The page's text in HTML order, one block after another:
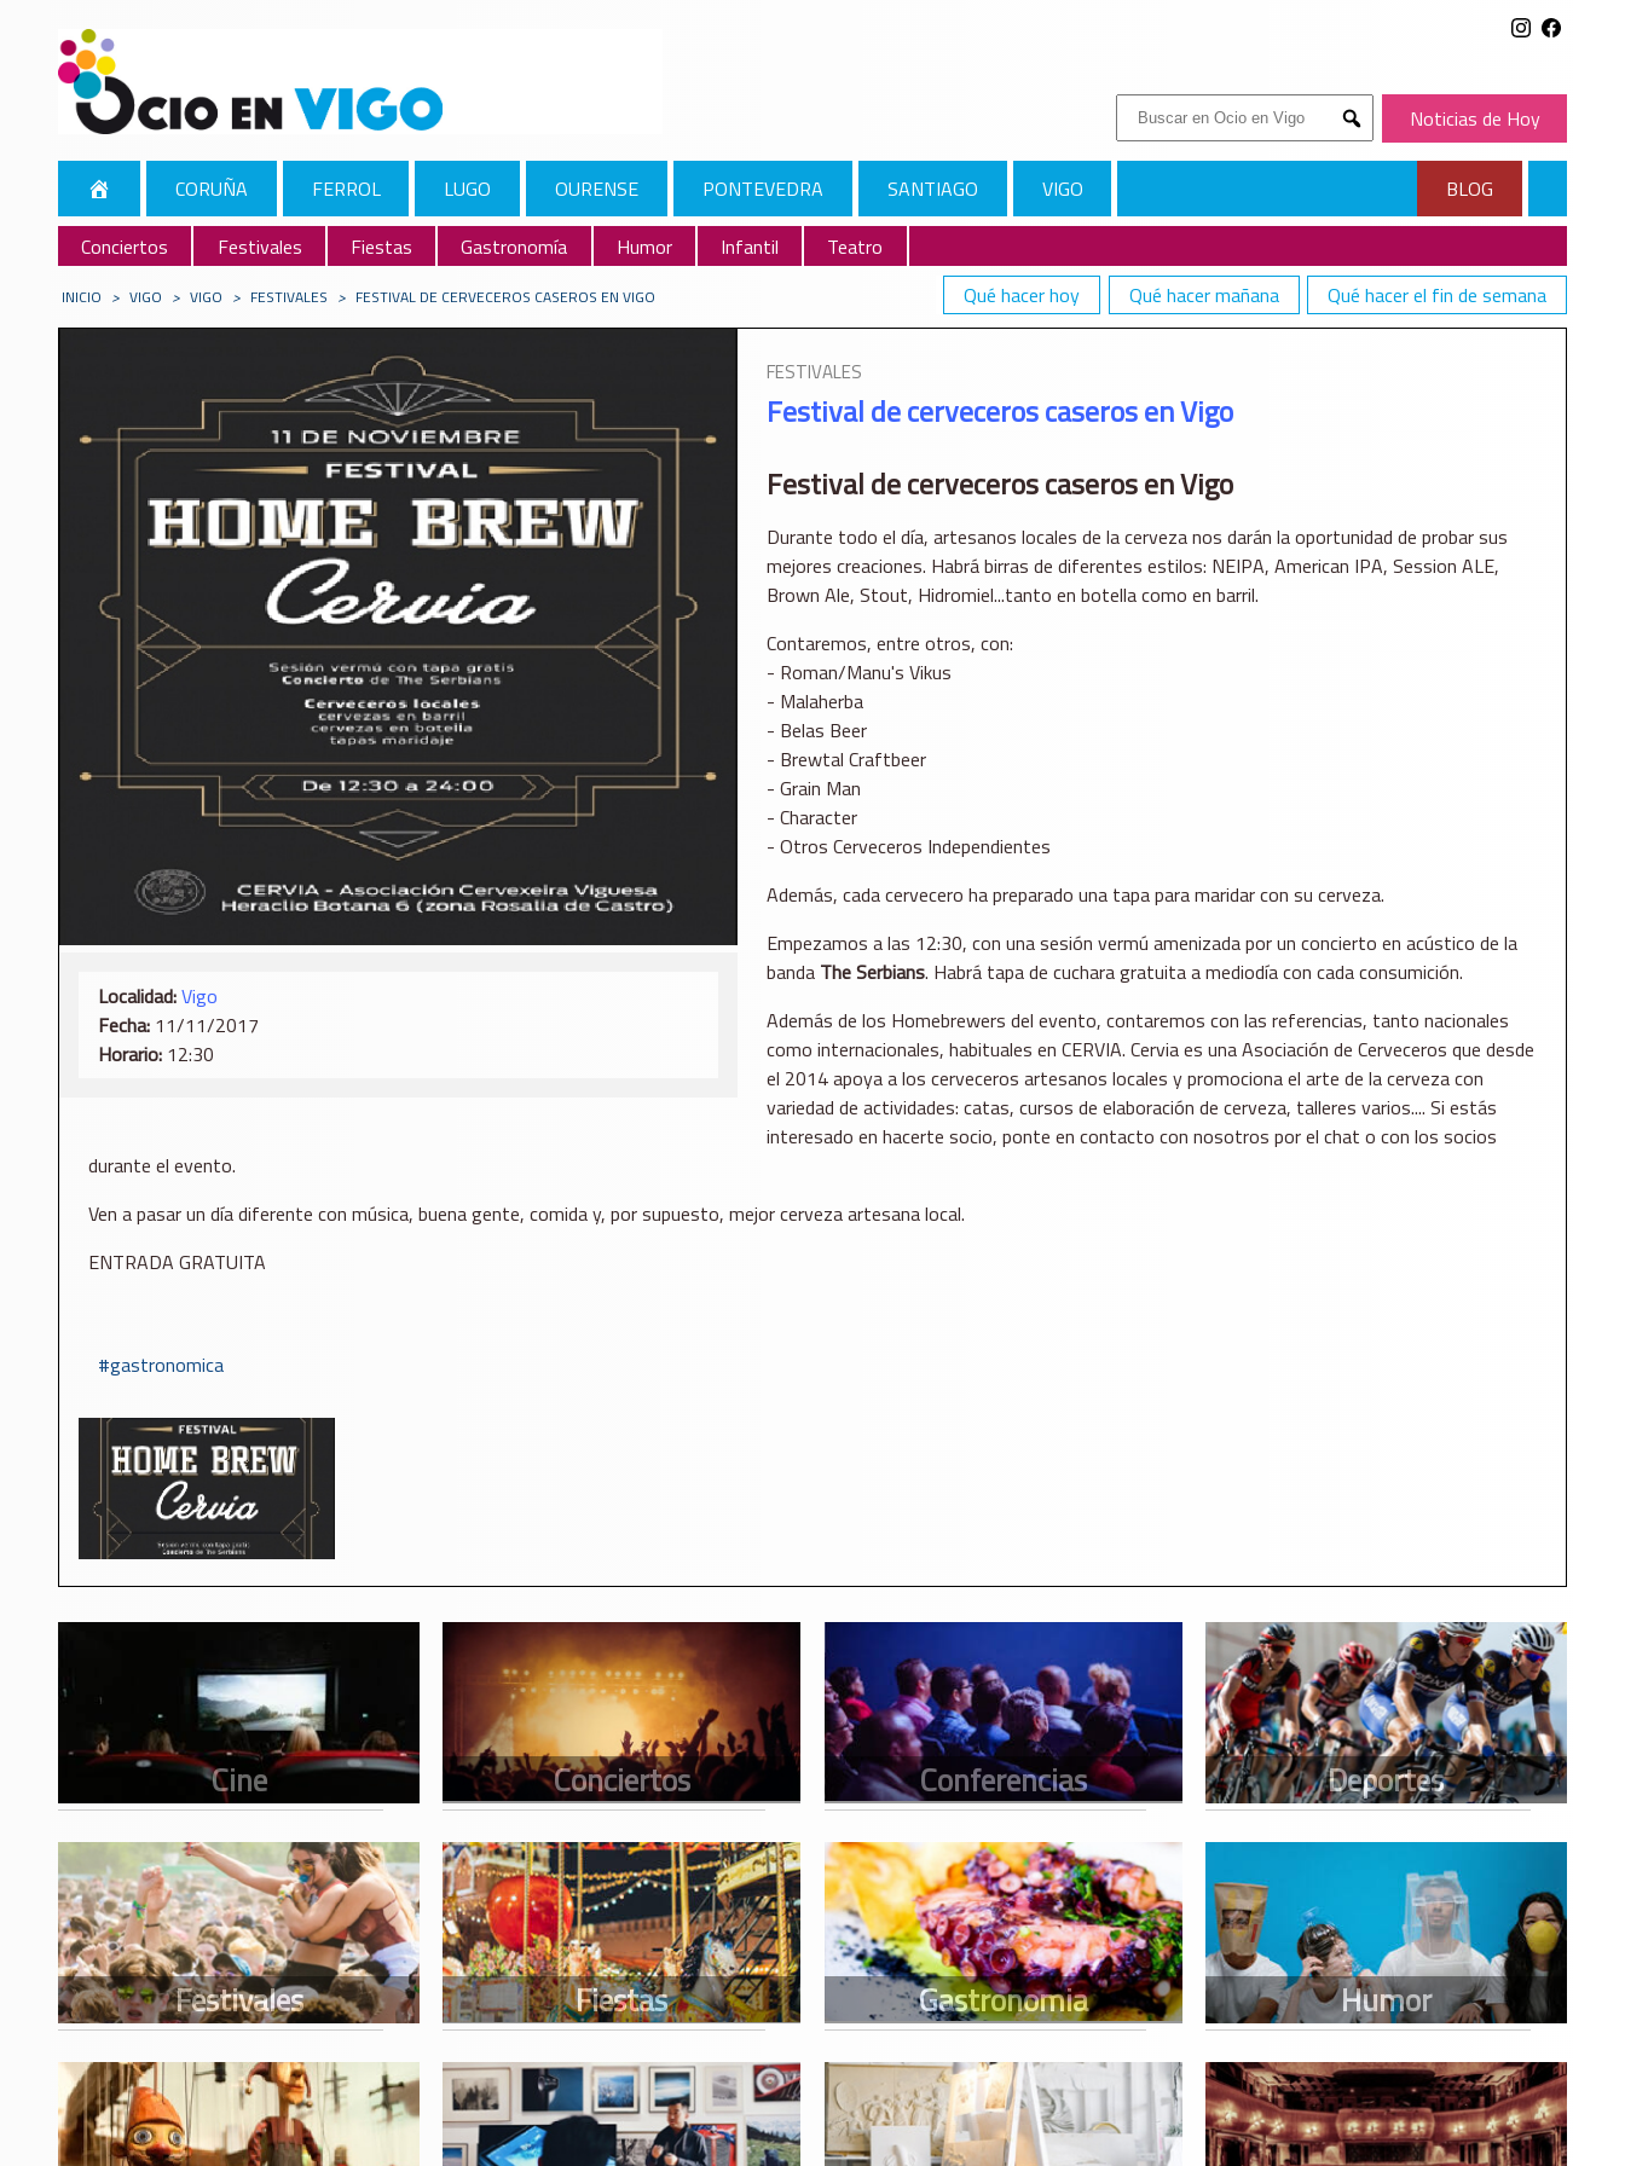
Buscar:
Submit
Noticias de Hoy
CORUÑA FERROL LUGO OURENSE PONTEVEDRA SANTIAGO VIGO
BLOG
Conciertos
Festivales Fiestas Gastronomía Humor Infantil
Teatro
Qué hacer hoy
Qué hacer mañana Qué hacer el fin de semana
INICIO > VIGO > VIGO > FESTIVALES > FESTIVAL DE CERVECEROS CASEROS EN VIGO
Localidad:Vigo
Fecha: 11/11/2017
Horario: 12:30
FESTIVALES
Festival de cerveceros caseros en Vigo
Festival de cerveceros caseros en Vigo
Durante todo el día, artesanos locales de la cerveza nos darán la oportunidad de probar sus
mejores creaciones. Habrá birras de diferentes estilos: NEIPA, American IPA, Session ALE,
Brown Ale, Stout, Hidromiel...tanto en botella como en barril.
Contaremos, entre otros, con:
- Roman/Manu's Vikus
- Malaherba
- Belas Beer
- Brewtal Craftbeer
- Grain Man
- Character
- Otros Cerveceros Independientes
Además, cada cervecero ha preparado una tapa para maridar con su cerveza.
Empezamos a las 12:30, con una sesión vermú amenizada por un concierto en acústico de la
banda The Serbians. Habrá tapa de cuchara gratuita a mediodía con cada consumición.
Además de los Homebrewers del evento, contaremos con las referencias, tanto nacionales
como internacionales, habituales en CERVIA. Cervia es una Asociación de Cerveceros que desde
el 2014 apoya a los cerveceros artesanos locales y promociona el arte de la cerveza con
variedad de actividades: catas, cursos de elaboración de cerveza, talleres varios.... Si estás
interesado en hacerte socio, ponte en contacto con nosotros por el chat o con los socios
durante el evento.
Ven a pasar un día diferente con música, buena gente, comida y, por supuesto, mejor cerveza artesana local.
ENTRADA GRATUITA
gastronomica